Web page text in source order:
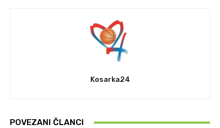
Kosarka24
POVEZANI ČLANCI